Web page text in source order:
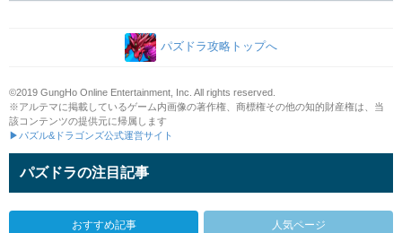
パズドラ攻略トップへ
©2019 GungHo Online Entertainment, Inc. All rights reserved.
※アルテマに掲載しているゲーム内画像の著作権、商標権その他の知的財産権は、当
該コンテンツの提供元に帰属します
▶パズル&ドラゴンズ公式運営サイト
パズドラの注目記事
おすすめ記事 人気ページ